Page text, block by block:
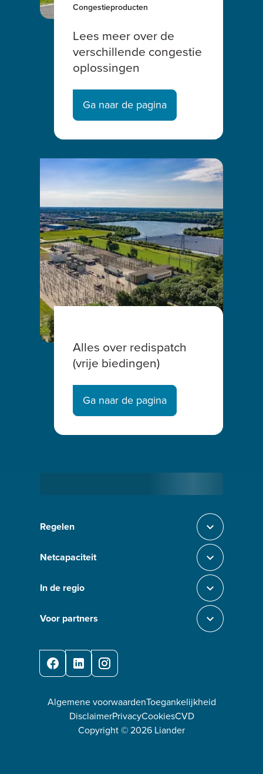
Congestieproducten
Lees meer over de
verschillende congestie
oplossingen
Ga naar de pagina
Alles over redispatch
(vrije biedingen)
Ga naar de pagina
Regelen Sluit section-0
Netcapaciteit Sluit section-1
In de regio Sluit section-2
Voor partners Sluit section-3
FacebookLinkedInInstagram
Algemene voorwaardenToegankelijkheid
DisclaimerPrivacyCookiesCVD
Copyright ©2026 Liander